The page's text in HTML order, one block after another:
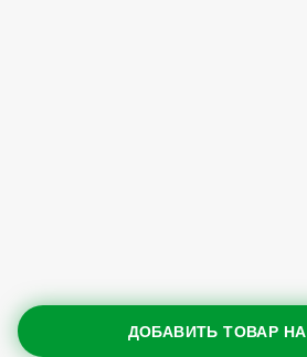
ДОБАВИТЬ ТОВАР НА